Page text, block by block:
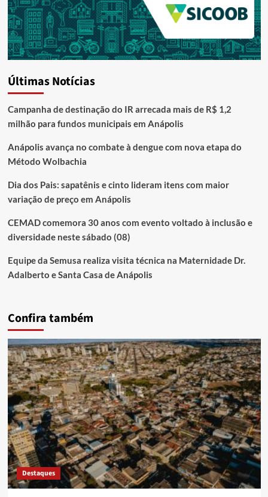
Últimas Notícias
Campanha de destinação do IR arrecada mais de R$ 1,2
milhão para fundos municipais em Anápolis
Anápolis avança no combate à dengue com nova etapa do
Método Wolbachia
Dia dos Pais: sapatênis e cinto lideram itens com maior
variação de preço em Anápolis
CEMAD comemora 30 anos com evento voltado à inclusão e
diversidade neste sábado (08)
Equipe da Semusa realiza visita técnica na Maternidade Dr.
Adalberto e Santa Casa de Anápolis
Confira também
Destaques